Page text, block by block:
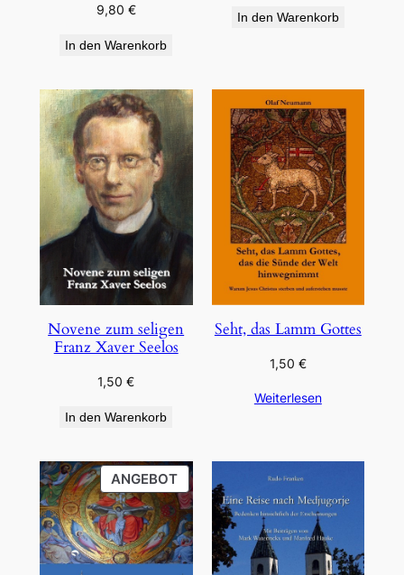
9,80 €
In den Warenkorb
In den Warenkorb
Novene zum seligen
Franz Xaver Seelos
1,50€
In den Warenkorb
Seht, das Lamm Gottes
1,50 €
Weiterlesen
ANGEBOTPRODUKT
IM
ANGEBOT